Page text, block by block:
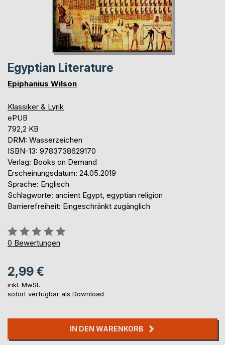
Egyptian Literature
Epiphanius Wilson
Klassiker & Lyrik
ePUB
792,2 KB
DRM: Wasserzeichen
ISBN-13: 9783738629170
Verlag: Books on Demand
Erscheinungsdatum: 24.05.2019
Sprache: Englisch
Schlagworte: ancient Egypt, egyptian religion
Barrierefreiheit: Eingeschränkt zugänglich
Bewertung::
0%
0 Bewertungen
2,99 €
inkl. MwSt.
sofort verfügbar als Download
IN DEN WARENKORB